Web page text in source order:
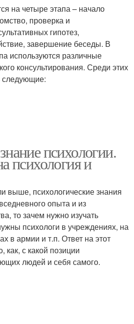
на четыре этапа – начало
проверка и
гипотез,
завершение беседы. В
используются различные
консультирования. Среди этих
следующие:
психологии.
психология и
выше, психологические знания
опыта и из
то зачем нужно изучать
психологи в учреждениях, на
в армии и т.п. Ответ на этот
как, с какой позиции
людей и себя самого.